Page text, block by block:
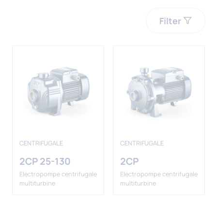
Filter
CENTRIFUGALE
2CP 25-130
Electropompe centrifugale
multiturbine
CENTRIFUGALE
2CP
Electropompe centrifugale
multiturbine